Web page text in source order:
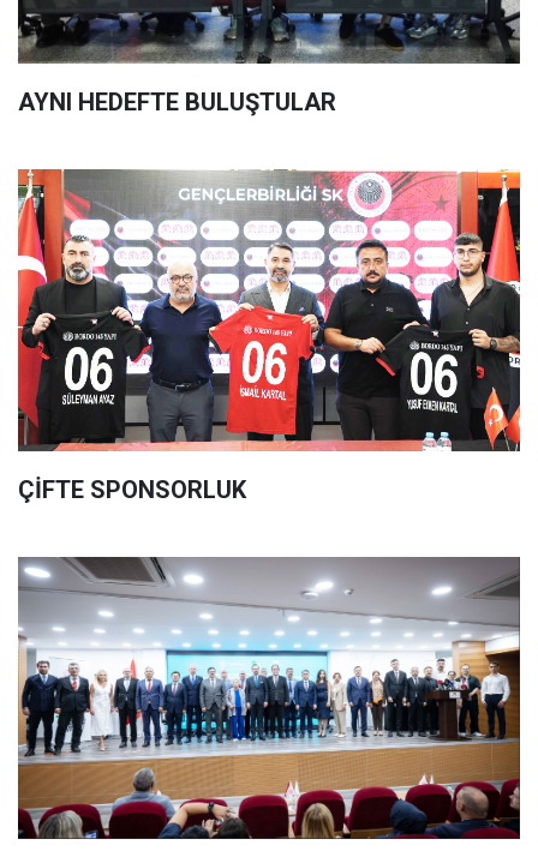
AYNI HEDEFTE BULUŞTULAR
ÇİFTE SPONSORLUK